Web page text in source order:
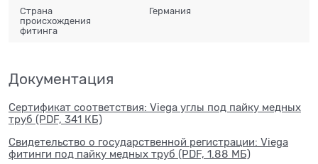
Страна
происхождения
фитинга
Германия
Документация
Сертификат соответствия: Viega углы под пайку медных
труб (PDF, 341 КБ)
Свидетельство о государственной регистрации: Viega
фитинги под пайку медных труб (PDF, 1.88 МБ)